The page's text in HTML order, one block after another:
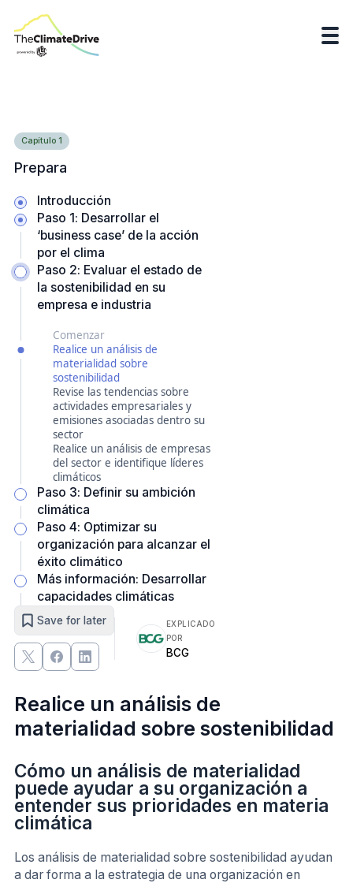
Capítulo 1
Prepara
Introducción
Paso 1: Desarrollar el
‘business case’ de la acción
por el clima
Paso 2: Evaluar el estado de
la sostenibilidad en su
empresa e industria
Comenzar
Realice un análisis de
materialidad sobre
sostenibilidad
Revise las tendencias sobre
actividades empresariales y
emisiones asociadas dentro su
sector
Realice un análisis de empresas
del sector e identifique líderes
climáticos
Paso 3: Definir su ambición
climática
Paso 4: Optimizar su
organización para alcanzar el
éxito climático
Más información: Desarrollar
capacidades climáticas
Save for later
EXPLICADO
POR
BCG
Realice un análisis de
materialidad sobre sostenibilidad
Cómo un análisis de materialidad
puede ayudar a su organización a
entender sus prioridades en materia
climática
Los análisis de materialidad sobre sostenibilidad ayudan
a dar forma a la estrategia de una organización en